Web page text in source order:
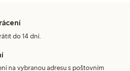
do 14 dní.
na vybranou adresu s poštovním